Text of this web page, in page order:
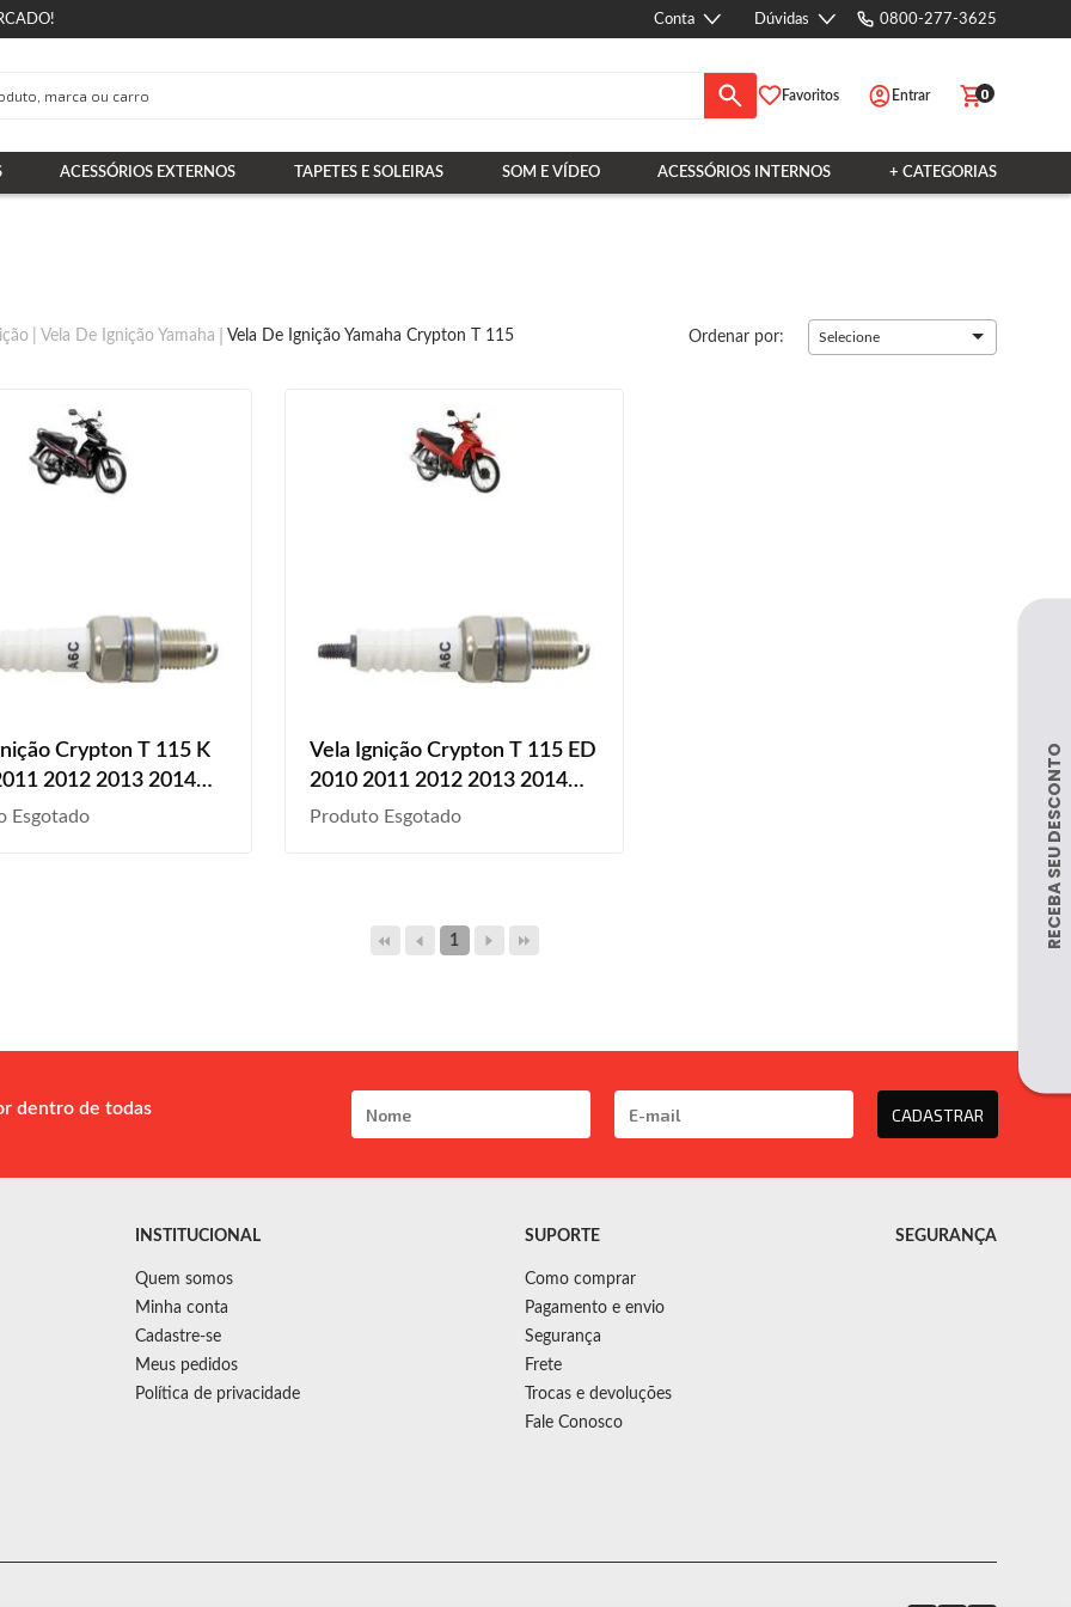
Conta Dúvidas 0800-277-3625
Favoritos Entrar 0
ACESSÓRIOS EXTERNOS TAPETES E SOLEIRAS SOM E VÍDEO ACESSÓRIOS INTERNOS + CATEGORIAS
Vela De Ignição Yamaha Vela De Ignição Yamaha Crypton T 115 Ordenar por: Selecione
Crypton T 115 K
2012 2013 2014
A6C
Esgotado
Vela Ignição Crypton T 115 ED
2010 2011 2012 2013 2014
2015 2016 A6C
Produto Esgotado
1
dentro de todas
CADASTRAR
INSTITUCIONAL
Quem somos
Minha conta
Cadastre-se
Meus pedidos
Política de privacidade
SUPORTE
Como comprar
Pagamento e envio
Segurança
Frete
Trocas e devoluções
Fale Conosco
SEGURANÇA